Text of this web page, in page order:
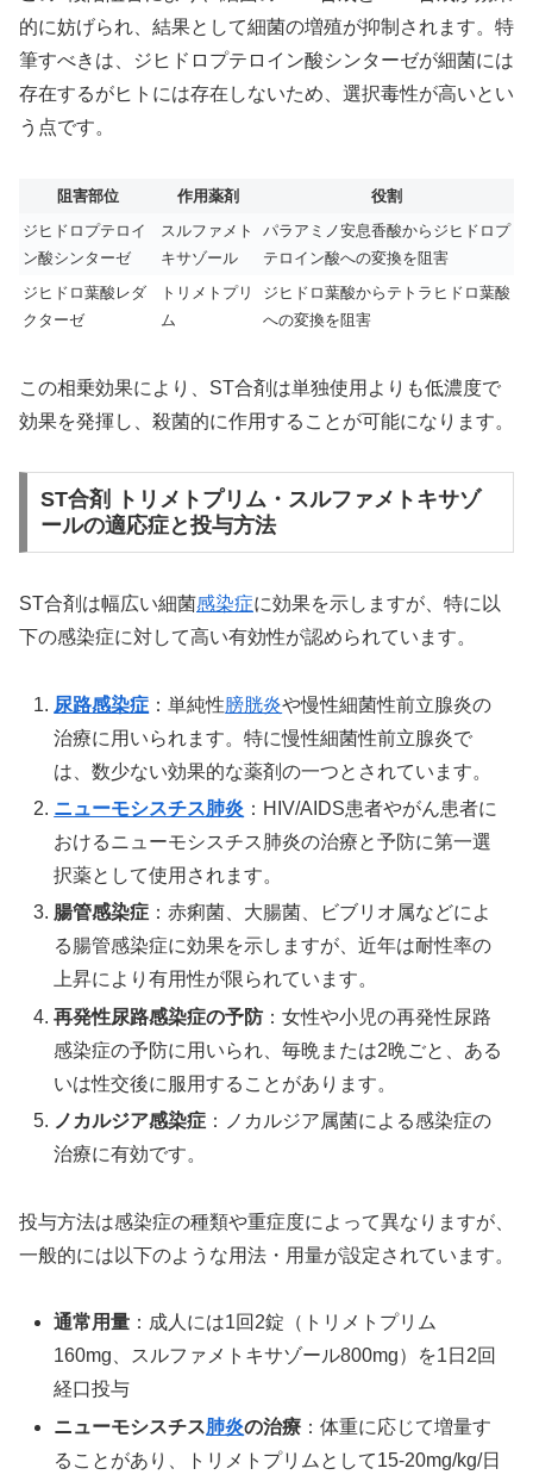
的に妨げられ、結果として細菌の増殖が抑制されます。特
筆すべきは、ジヒドロプテロイン酸シンターゼが細菌には
存在するがヒトには存在しないため、選択毒性が高いとい
う点です。
阻害部位 作用薬剤
役割
ジヒドロプテロイ
ン酸シンターゼ
スルファメト
キサゾール
パラアミノ安息香酸からジヒドロプ
テロイン酸への変換を阻害
ジヒドロ葉酸レダ
クターゼ
トリメトプリ
ム
ジヒドロ葉酸からテトラヒドロ葉酸
への変換を阻害
この相乗効果により、ST合剤は単独使用よりも低濃度で
効果を発揮し、殺菌的に作用することが可能になります。
ST合剤 トリメトプリム・スルファメトキサゾ
ールの適応症と投与方法
ST合剤は幅広い細菌感染症に効果を示しますが、特に以
下の感染症に対して高い有効性が認められています。
尿路感染症 ：単純性膀胱炎や慢性細菌性前立腺炎の
治療に用いられます。特に慢性細菌性前立腺炎で
は、数少ない効果的な薬剤の一つとされています。
ニューモシスチス肺炎 ：HIV/AIDS患者やがん患者に
おけるニューモシスチス肺炎の治療と予防に第一選
択薬として使用されます。
腸管感染症 ：赤痢菌、大腸菌、ビブリオ属などによ
る腸管感染症に効果を示しますが、近年は耐性率の
上昇により有用性が限られています。
再発性尿路感染症の予防 ：女性や小児の再発性尿路
感染症の予防に用いられ、毎晩または2晩ごと、ある
いは性交後に服用することがあります。
ノカルジア感染症 ：ノカルジア属菌による感染症の
治療に有効です。
投与方法は感染症の種類や重症度によって異なりますが、
一般的には以下のような用法・用量が設定されています。
通常用量 ：成人には1回2錠（トリメトプリム
160mg、スルファメトキサゾール800mg）を1日2回
経口投与
ニューモシスチス肺炎の治療 ：体重に応じて増量す
ることがあり、トリメトプリムとして15-20mg/kg/日